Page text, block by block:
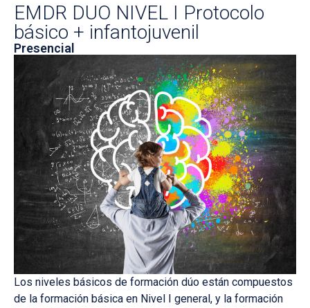
EMDR DUO NIVEL I Protocolo
básico + infantojuvenil
Presencial
Los niveles básicos de formación dúo están compuestos
de la formación básica en Nivel I general, y la formación